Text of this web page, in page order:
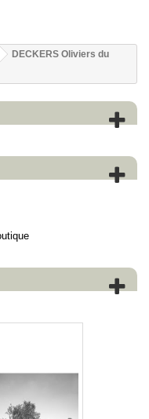
DECKERS Oliviers du